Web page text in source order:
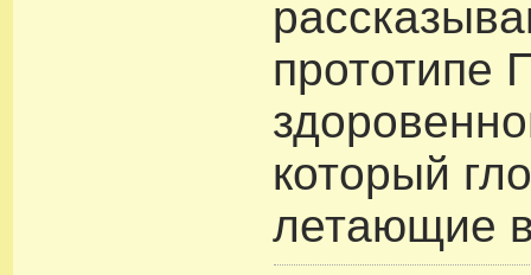
прототипе
который
летающие